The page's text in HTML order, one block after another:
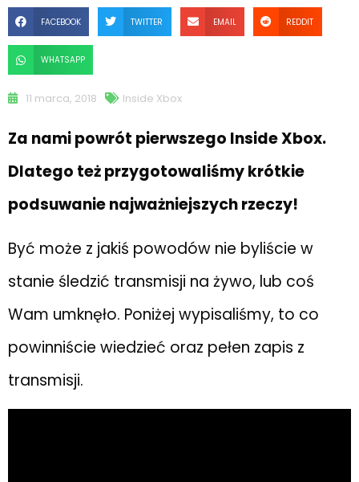
FACEBOOK TWITTER EMAIL REDDIT
WHATSAPP
11 marca, 2018 Inside Xbox
Za nami powrót pierwszego Inside Xbox.
Dlatego też przygotowaliśmy krótkie
podsuwanie najważniejszych rzeczy!
Być może z jakiś powodów nie byliście w
stanie śledzić transmisji na żywo, lub coś
Wam umknęło. Poniżej wypisaliśmy, to co
powinniście wiedzieć oraz pełen zapis z
transmisji.